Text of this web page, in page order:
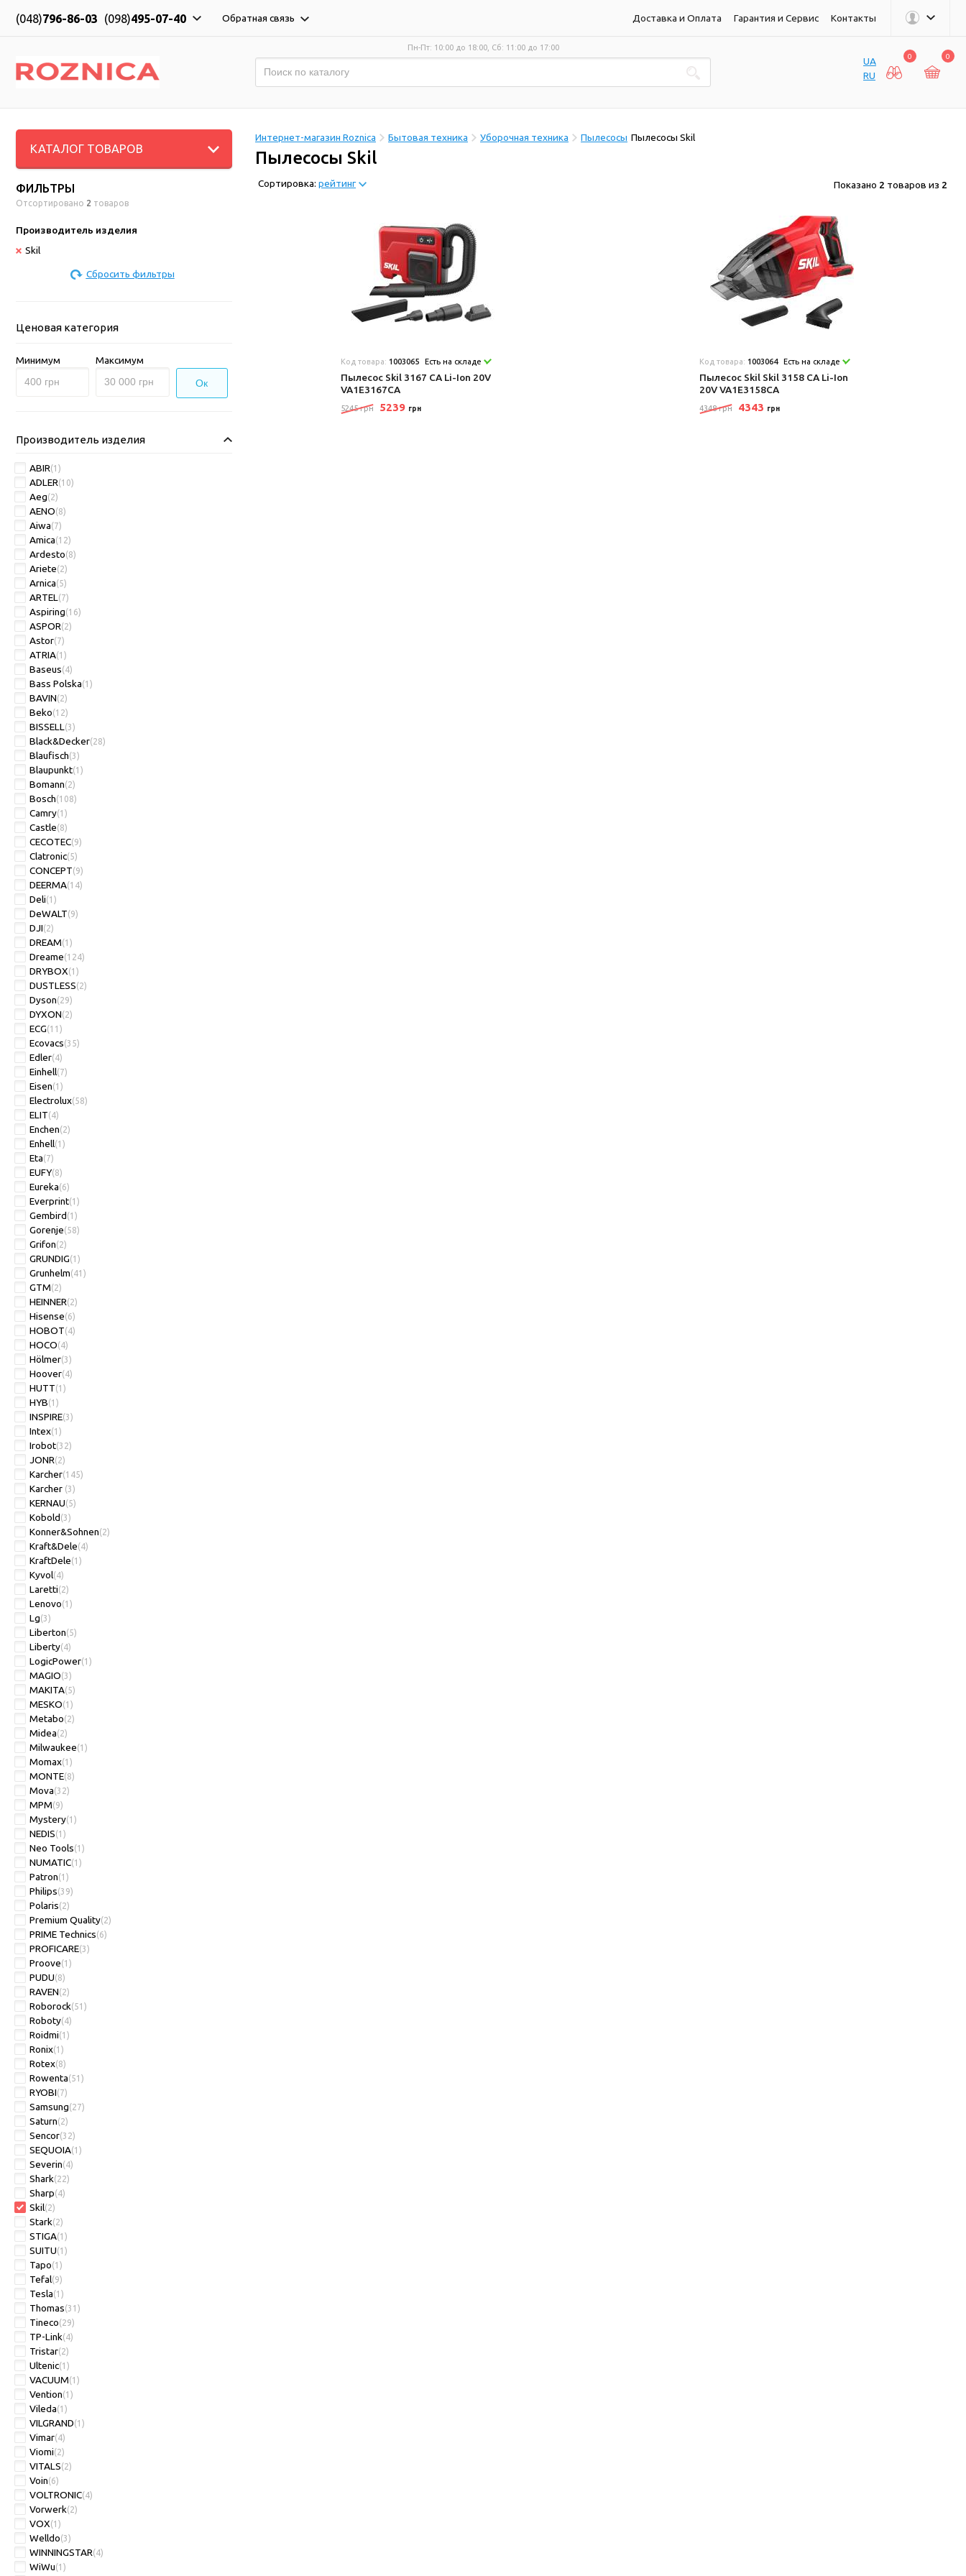
(048)796-86-03 (098)495-07-40 Обратная связь Доставка и Оплата Гарантия и Сервис Контакты
Пн-Пт: 10:00 до 18:00, Сб: 11:00 до 17:00
UA
RU
0 0
КАТАЛОГ ТОВАРОВ
ФИЛЬТРЫ
Отсортировано 2 товаров
Производитель изделия
Skil
Сбросить фильтры
Ценовая категория
Минимум Максимум
Ок
Производитель изделия
ABIR(1)
ADLER(10)
Aeg(2)
AENO(8)
Aiwa(7)
Amica(12)
Ardesto(8)
Ariete(2)
Arnica(5)
ARTEL(7)
Aspiring(16)
ASPOR(2)
Astor(7)
ATRIA(1)
Baseus(4)
Bass Polska(1)
BAVIN(2)
Beko(12)
BISSELL(3)
Black&Decker(28)
Blaufisch(3)
Blaupunkt(1)
Bomann(2)
Bosch(108)
Camry(1)
Castle(8)
CECOTEC(9)
Clatronic(5)
CONCEPT(9)
DEERMA(14)
Deli(1)
DeWALT(9)
DJI(2)
DREAM(1)
Dreame(124)
DRYBOX(1)
DUSTLESS(2)
Dyson(29)
DYXON(2)
ECG(11)
Ecovacs(35)
Edler(4)
Einhell(7)
Eisen(1)
Electrolux(58)
ELIT(4)
Enchen(2)
Enhell(1)
Eta(7)
EUFY(8)
Eureka(6)
Everprint(1)
Gembird(1)
Gorenje(58)
Grifon(2)
GRUNDIG(1)
Grunhelm(41)
GTM(2)
HEINNER(2)
Hisense(6)
HOBOT(4)
HOCO(4)
Hölmer(3)
Hoover(4)
HUTT(1)
HYB(1)
INSPIRE(3)
Intex(1)
Irobot(32)
JONR(2)
Karcher(145)
Karcher (3)
KERNAU(5)
Kobold(3)
Konner&Sohnen(2)
Kraft&Dele(4)
KraftDele(1)
Kyvol(4)
Laretti(2)
Lenovo(1)
Lg(3)
Liberton(5)
Liberty(4)
LogicPower(1)
MAGIO(3)
MAKITA(5)
MESKO(1)
Metabo(2)
Midea(2)
Milwaukee(1)
Momax(1)
MONTE(8)
Mova(32)
MPM(9)
Mystery(1)
NEDIS(1)
Neo Tools(1)
NUMATIC(1)
Patron(1)
Philips(39)
Polaris(2)
Premium Quality(2)
PRIME Technics(6)
PROFICARE(3)
Proove(1)
PUDU(8)
RAVEN(2)
Roborock(51)
Roboty(4)
Roidmi(1)
Ronix(1)
Rotex(8)
Rowenta(51)
RYOBI(7)
Samsung(27)
Saturn(2)
Sencor(32)
SEQUOIA(1)
Severin(4)
Shark(22)
Sharp(4)
Skil(2)
Stark(2)
STIGA(1)
SUITU(1)
Tapo(1)
Tefal(9)
Tesla(1)
Thomas(31)
Tineco(29)
TP-Link(4)
Tristar(2)
Ultenic(1)
VACUUM(1)
Vention(1)
Vileda(1)
VILGRAND(1)
Vimar(4)
Viomi(2)
VITALS(2)
Voin(6)
VOLTRONIC(4)
Vorwerk(2)
VOX(1)
Welldo(3)
WINNINGSTAR(4)
WiWu(1)
Интернет-магазин Roznica Бытовая техника Уборочная техника Пылесосы Пылесосы Skil
Пылесосы Skil
Сортировка: рейтинг Показано 2 товаров из 2
Код товара: 1003065 Есть на складе
Пылесос Skil 3167 CA Li-Ion 20V
VA1E3167CA
5245 грн 5239 грн
Код товара: 1003064 Есть на складе
Пылесос Skil Skil 3158 CA Li-Ion
20V VA1E3158CA
4348 грн 4343 грн